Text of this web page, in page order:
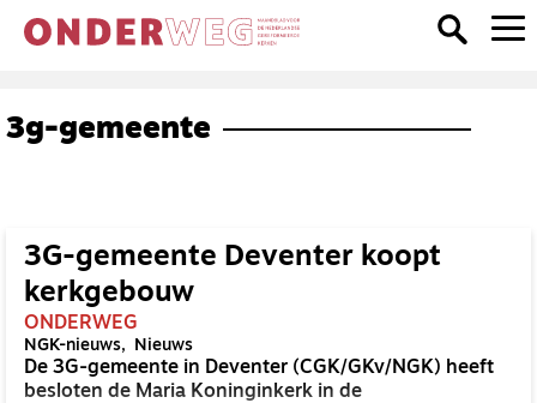
3g-gemeente
3G-gemeente Deventer koopt
kerkgebouw
ONDERWEG
NGK-nieuws Nieuws
De 3G-gemeente in Deventer (CGK/GKv/NGK) heeft
besloten de Maria Koninginkerk in de